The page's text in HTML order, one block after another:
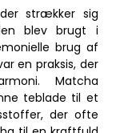
strækker sig
blev brugt i
brug af
en praksis, der
Matcha
teblade til et
der ofte